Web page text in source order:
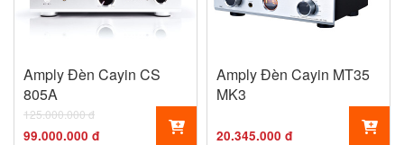
Amply Đèn Cayin CS
805A
125.000.000 đ
99.000.000 đ
Amply Đèn Cayin MT35
MK3
20.345.000 đ